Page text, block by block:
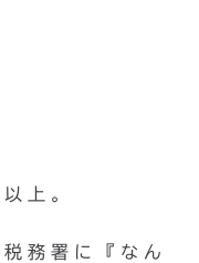
上。
務署に『なん